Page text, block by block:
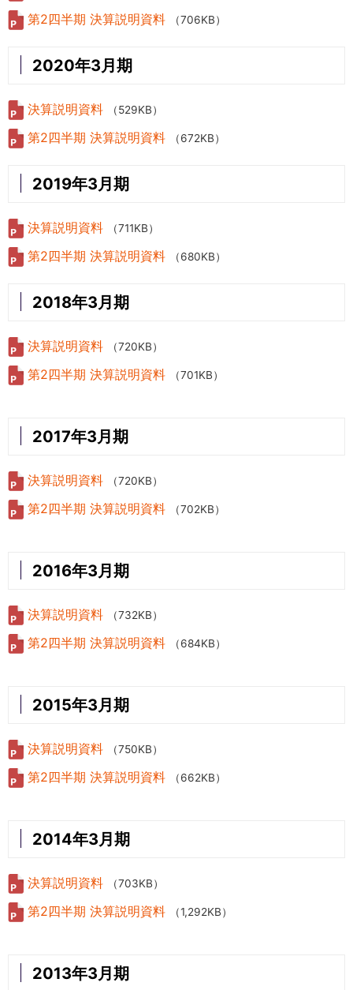
第2四半期 決算説明資料 （706KB）
2020年3月期
決算説明資料 （529KB）
第2四半期 決算説明資料 （672KB）
2019年3月期
決算説明資料 （711KB）
第2四半期 決算説明資料 （680KB）
2018年3月期
決算説明資料 （720KB）
第2四半期 決算説明資料 （701KB）
2017年3月期
決算説明資料 （720KB）
第2四半期 決算説明資料 （702KB）
2016年3月期
決算説明資料 （732KB）
第2四半期 決算説明資料 （684KB）
2015年3月期
決算説明資料 （750KB）
第2四半期 決算説明資料 （662KB）
2014年3月期
決算説明資料 （703KB）
第2四半期 決算説明資料 （1,292KB）
2013年3月期